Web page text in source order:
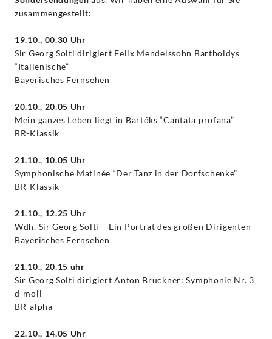
zusammengestellt:
19.10., 00.30 Uhr
Sir Georg Solti dirigiert Felix Mendelssohn Bartholdys
“Italienische”
Bayerisches Fernsehen
20.10., 20.05 Uhr
Mein ganzes Leben liegt in Bartóks “Cantata profana”
BR-Klassik
21.10., 10.05 Uhr
Symphonische Matinée “Der Tanz in der Dorfschenke”
BR-Klassik
21.10., 12.25 Uhr
Wdh. Sir Georg Solti – Ein Porträt des großen Dirigenten
Bayerisches Fernsehen
21.10., 20.15 uhr
Sir Georg Solti dirigiert Anton Bruckner: Symphonie Nr. 3
d-moll
BR-alpha
22.10., 14.05 Uhr